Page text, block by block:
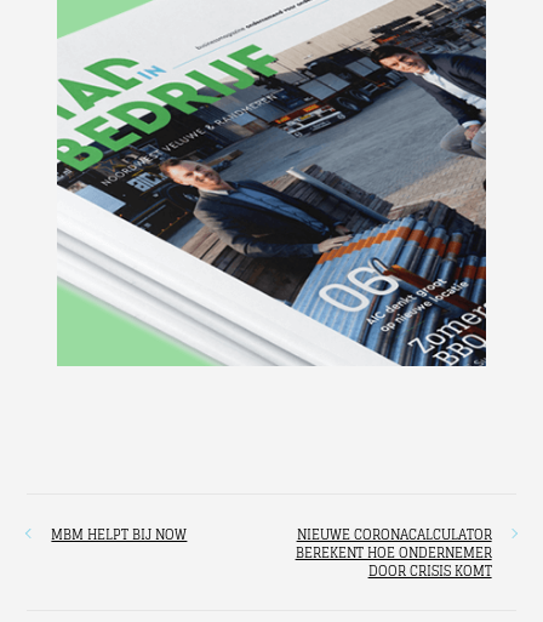
MBM HELPT BIJ NOW
NIEUWE CORONACALCULATOR
BEREKENT HOE ONDERNEMER
DOOR CRISIS KOMT